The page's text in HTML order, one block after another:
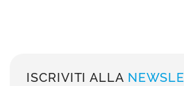
ISCRIVITI ALLA